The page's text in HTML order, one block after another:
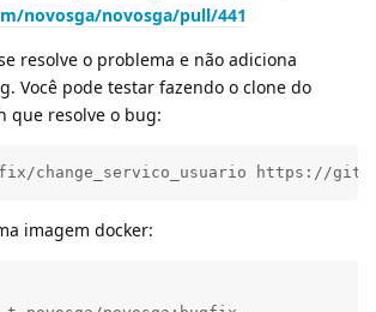
novosga/novosga/pull/441
resolve o problema e não adiciona
Você pode testar fazendo o clone do
que resolve o bug:
change_servico_usuario https://
imagem docker: